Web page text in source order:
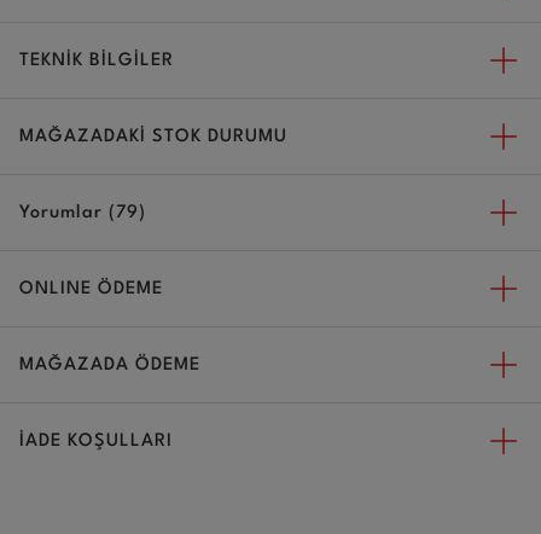
TEKNİK BİLGİLER
MAĞAZADAKİ STOK DURUMU
Yorumlar (79)
ONLINE ÖDEME
MAĞAZADA ÖDEME
İADE KOŞULLARI